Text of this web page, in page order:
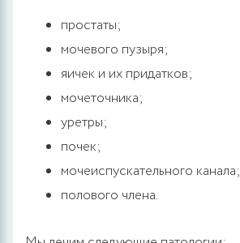
простаты;
мочевого пузыря;
яичек и их придатков;
мочеточника;
уретры;
почек;
мочеиспускательного канала;
полового члена.